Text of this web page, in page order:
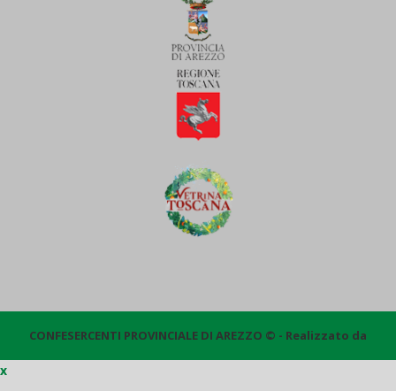
CONFESERCENTI PROVINCIALE DI AREZZO © - Realizzato da
x